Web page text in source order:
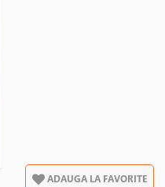
ADAUGA LA FAVORITE